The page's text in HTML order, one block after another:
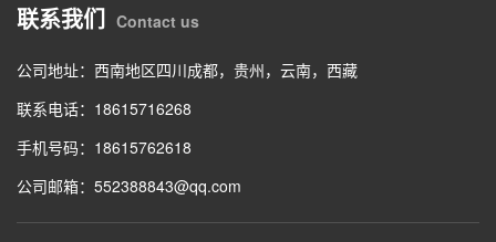
联系我们 Contact us
公司地址：西南地区四川成都，贵州，云南，西藏
联系电话：18615716268
手机号码：18615762618
公司邮箱：552388843@qq.com